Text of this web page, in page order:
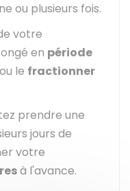
ou plusieurs fois.
votre
en période
ou le fractionner
prendre une
jours de
votre
à l'avance.